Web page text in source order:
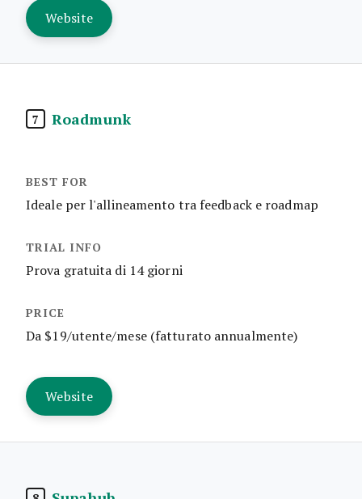
Website
7 Roadmunk
Ideale per l'allineamento tra feedback e roadmap
Prova gratuita di 14 giorni
Da $19/utente/mese (fatturato annualmente)
Website